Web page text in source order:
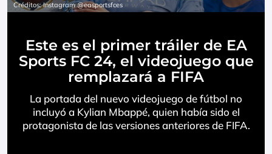
Créditos: Instagram @easportsfces
Este es el primer tráiler de EA
Sports FC 24, el videojuego que
remplazará a FIFA
La portada del nuevo videojuego de fútbol no
incluyó a Kylian Mbappé, quien había sido el
protagonista de las versiones anteriores de FIFA.